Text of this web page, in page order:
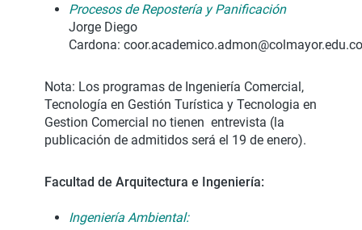
Procesos de Repostería y Panificación
Jorge Diego
Cardona: coor.academico.admon@colmayor.edu.co
Nota: Los programas de Ingeniería Comercial,
Tecnología en Gestión Turística y Tecnologia en
Gestion Comercial no tienen entrevista (la
publicación de admitidos será el 19 de enero).
Facultad de Arquitectura e Ingeniería:
Ingeniería Ambiental: